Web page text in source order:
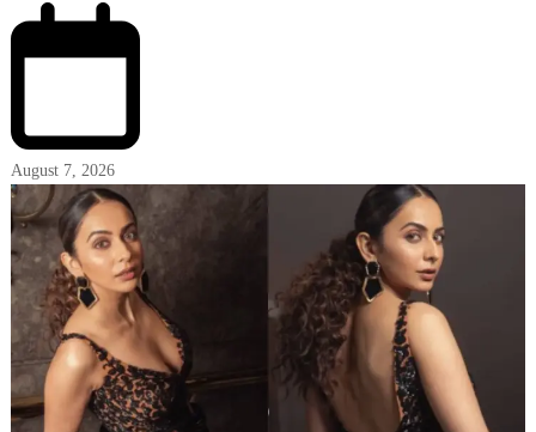
August 7, 2026